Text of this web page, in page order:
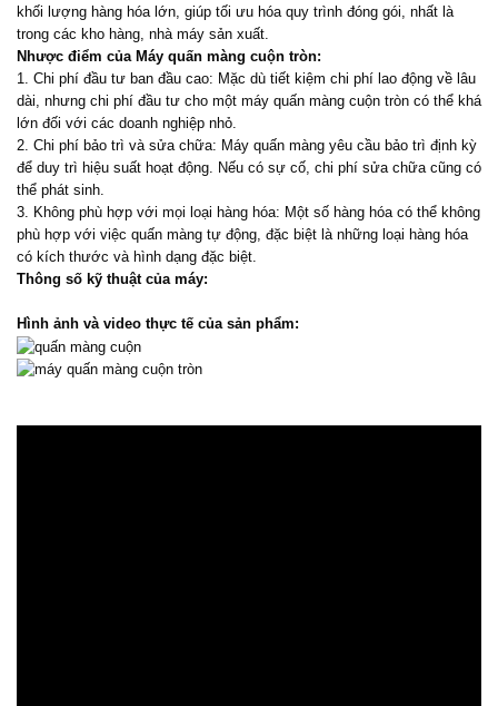
khối lượng hàng hóa lớn, giúp tối ưu hóa quy trình đóng gói, nhất là
trong các kho hàng, nhà máy sản xuất.
Nhược điểm của Máy quấn màng cuộn tròn:
1. Chi phí đầu tư ban đầu cao: Mặc dù tiết kiệm chi phí lao động về lâu
dài, nhưng chi phí đầu tư cho một máy quấn màng cuộn tròn có thể khá
lớn đối với các doanh nghiệp nhỏ.
2. Chi phí bảo trì và sửa chữa: Máy quấn màng yêu cầu bảo trì định kỳ
để duy trì hiệu suất hoạt động. Nếu có sự cố, chi phí sửa chữa cũng có
thể phát sinh.
3. Không phù hợp với mọi loại hàng hóa: Một số hàng hóa có thể không
phù hợp với việc quấn màng tự động, đặc biệt là những loại hàng hóa
có kích thước và hình dạng đặc biệt.
Thông số kỹ thuật của máy:
Hình ảnh và video thực tế của sản phẩm: